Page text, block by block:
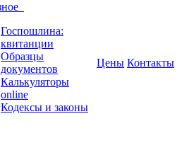
Госпошлина:
квитанции
Образцы
документов
Калькуляторы
online
Кодексы и законы
Цены Контакты